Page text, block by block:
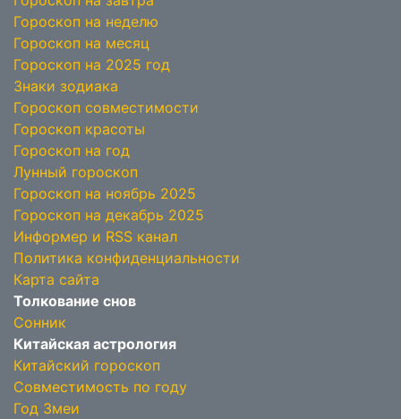
Гороскоп на неделю
Гороскоп на месяц
Гороскоп на 2025 год
Знаки зодиака
Гороскоп совместимости
Гороскоп красоты
Гороскоп на год
Лунный гороскоп
Гороскоп на ноябрь 2025
Гороскоп на декабрь 2025
Информер и RSS канал
Политика конфиденциальности
Карта сайта
Толкование снов
Сонник
Китайская астрология
Китайский гороскоп
Совместимость по году
Год Змеи